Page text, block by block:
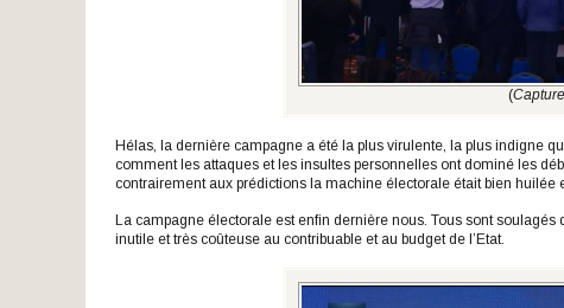
(
Hélas, la dernière campagne a été la plus virulente, la plus indigne
comment les attaques et les insultes personnelles ont dominé les
contrairement aux prédictions la machine électorale était bien huilée
La campagne électorale est enfin dernière nous. Tous sont
inutile et très coûteuse au contribuable et au budget de l’Etat.